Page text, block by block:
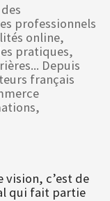
professionnels
online,
pratiques,
Depuis
français
vision, c’est de
qui fait partie